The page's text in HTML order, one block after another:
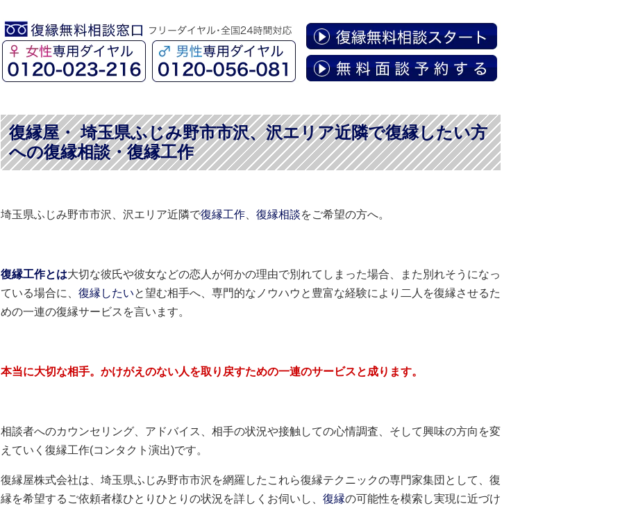
復縁屋・ 埼玉県ふじみ野市市沢、沢エリア近隣で復縁したい方
への復縁相談・復縁工作
埼玉県ふじみ野市市沢、沢エリア近隣で復縁工作 復縁相談をご希望の方へ。
復縁工作とは大切な彼氏や彼女などの恋人が何かの理由で別れてしまった場合、また別れそうになっ
ている場合に、 復縁したいと望む相手へ、専門的なノウハウと豊富な経験により二人を復縁させるた
めの一連の復縁サービスを言います。
本当に大切な相手。かけがえのない人を取り戻すための一連のサービスと成ります。
相談者へのカウンセリング、アドバイス、相手の状況や接触しての心情調査、そして興味の方向を変
えていく復縁工作(コンタクト演出)です。
復縁屋株式会社は、埼玉県ふじみ野市市沢を網羅したこれら復縁テクニックの専門家集団として、復
縁を希望するご依頼者様ひとりひとりの状況を詳しくお伺いし、 復縁の可能性を模索し実現に近づけ